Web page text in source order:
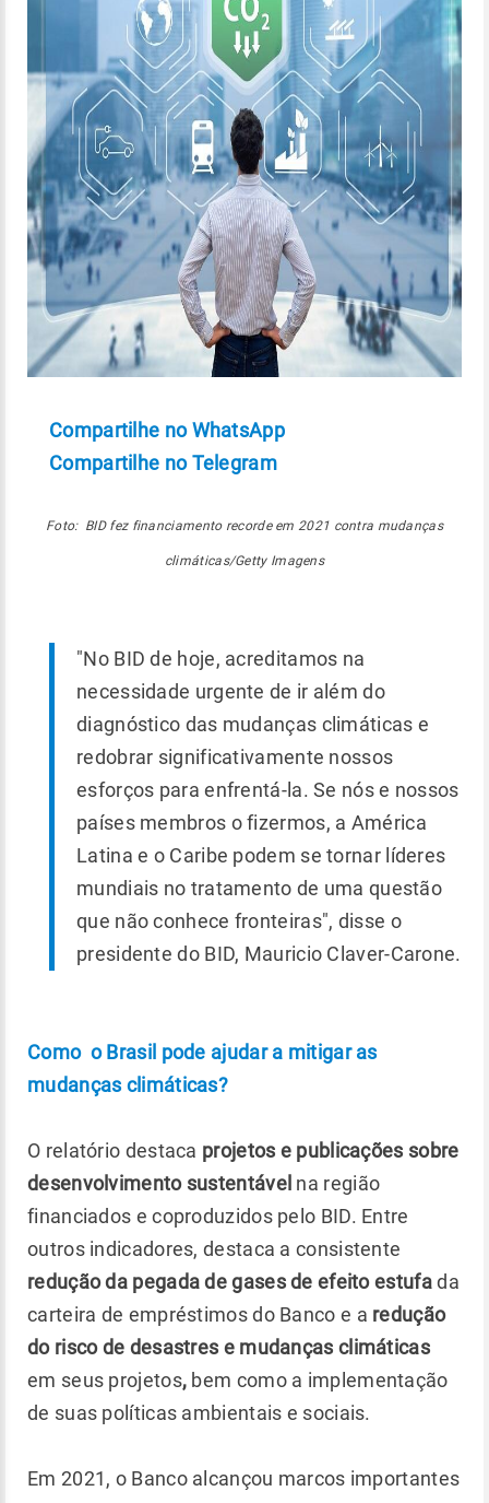
Compartilhe no WhatsApp
Compartilhe no Telegram
Foto: BID fez financiamento recorde em 2021 contra mudanças
climáticas/Getty Imagens
"No BID de hoje, acreditamos na
necessidade urgente de ir além do
diagnóstico das mudanças climáticas e
redobrar significativamente nossos
esforços para enfrentá-la. Se nós e nossos
países membros o fizermos, a América
Latina e o Caribe podem se tornar líderes
mundiais no tratamento de uma questão
que não conhece fronteiras", disse o
presidente do BID, Mauricio Claver-Carone.
Como o Brasil pode ajudar a mitigar as
mudanças climáticas?
O relatório destaca projetos e publicações sobre
desenvolvimento sustentável na região
financiados e coproduzidos pelo BID. Entre
outros indicadores, destaca a consistente
redução da pegada de gases de efeito estufada
carteira de empréstimos do Banco e a redução
do risco de desastres e mudanças climáticas
em seus projetos, bem como a implementação
de suas políticas ambientais e sociais.
Em 2021, o Banco alcançou marcos importantes